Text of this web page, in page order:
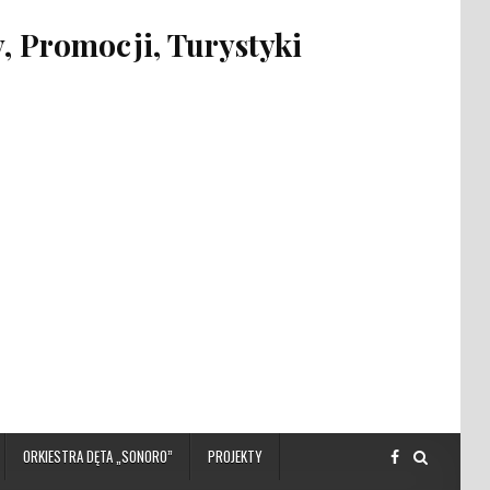
Promocji, Turystyki
ORKIESTRA DĘTA „SONORO” PROJEKTY